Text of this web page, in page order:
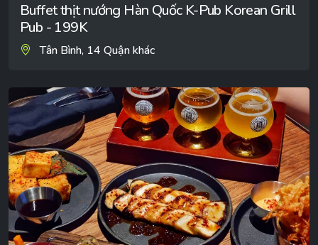
Buffet thịt nướng Hàn Quốc K-Pub Korean Grill
Pub - 199K
Tân Bình, 14 Quận khác